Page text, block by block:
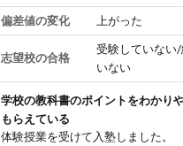
偏差値の変化 上がった
志望校の合格
受験していない
いない
学校の教科書のポイントをわかり
もらえている
体験授業を受けて入塾しました。